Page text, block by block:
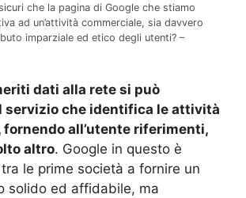
che la pagina di Google che stiamo
ad un’attività commerciale, sia davvero
imparziale ed etico degli utenti? –
dati alla rete si può
servizio che identifica le attività
all’utente riferimenti,
altro. Google in questo è
le prime società a fornire un
solido ed affidabile, ma